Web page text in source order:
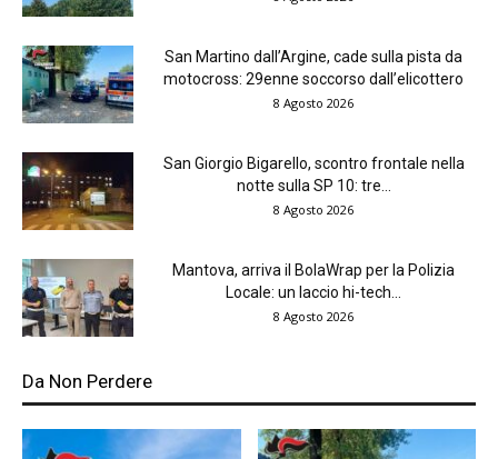
San Martino dall’Argine, cade sulla pista da
motocross: 29enne soccorso dall’elicottero
8 Agosto 2026
San Giorgio Bigarello, scontro frontale nella
notte sulla SP 10: tre...
8 Agosto 2026
Mantova, arriva il BolaWrap per la Polizia
Locale: un laccio hi-tech...
8 Agosto 2026
Da Non Perdere